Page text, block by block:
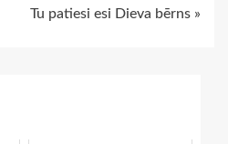
Tu patiesi esi Dieva bērns »